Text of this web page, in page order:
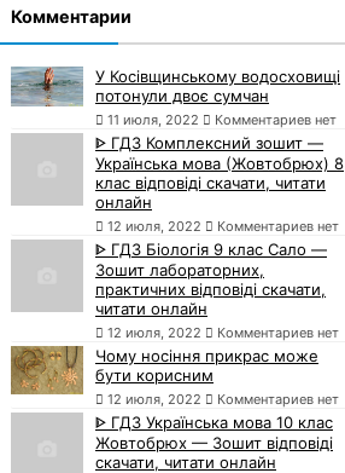
Комментарии
У Косівщинському водосховищі
потонули двоє сумчан
11 июля, 2022 Комментариев нет
ᐈ ГДЗ Комплексний зошит —
Українська мова (Жовтобрюх) 8
клас відповіді скачати, читати
онлайн
12 июля, 2022 Комментариев нет
ᐈ ГДЗ Біологія 9 клас Сало —
Зошит лабораторних,
практичних відповіді скачати,
читати онлайн
12 июля, 2022 Комментариев нет
Чому носіння прикрас може
бути корисним
12 июля, 2022 Комментариев нет
ᐈ ГДЗ Українська мова 10 клас
Жовтобрюх — Зошит відповіді
скачати, читати онлайн